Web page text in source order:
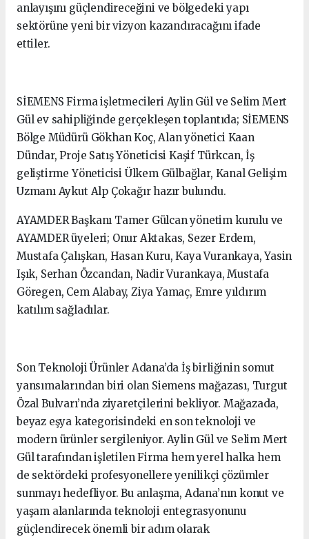
anlayışını güçlendireceğini ve bölgedeki yapı
sektörüne yeni bir vizyon kazandıracağını ifade
ettiler.
SİEMENS Firma işletmecileri Aylin Gül ve Selim Mert
Gül ev sahipliğinde gerçekleşen toplantıda; SİEMENS
Bölge Müdürü Gökhan Koç, Alan yönetici Kaan
Dündar, Proje Satış Yöneticisi Kaşif Türkcan, İş
geliştirme Yöneticisi Ülkem Gülbağlar, Kanal Gelişim
Uzmanı Aykut Alp Çokağır hazır bulundu.
AYAMDER Başkanı Tamer Gülcan yönetim kurulu ve
AYAMDER üyeleri; Onur Aktakas, Sezer Erdem,
Mustafa Çalışkan, Hasan Kuru, Kaya Vurankaya, Yasin
Işık, Serhan Özcandan, Nadir Vurankaya, Mustafa
Göregen, Cem Alabay, Ziya Yamaç, Emre yıldırım
katılım sağladılar.
Son Teknoloji Ürünler Adana’da İş birliğinin somut
yansımalarından biri olan Siemens mağazası, Turgut
Özal Bulvarı’nda ziyaretçilerini bekliyor. Mağazada,
beyaz eşya kategorisindeki en son teknoloji ve
modern ürünler sergileniyor. Aylin Gül ve Selim Mert
Gül tarafından işletilen Firma hem yerel halka hem
de sektördeki profesyonellere yenilikçi çözümler
sunmayı hedefliyor. Bu anlaşma, Adana’nın konut ve
yaşam alanlarında teknoloji entegrasyonunu
güçlendirecek önemli bir adım olarak